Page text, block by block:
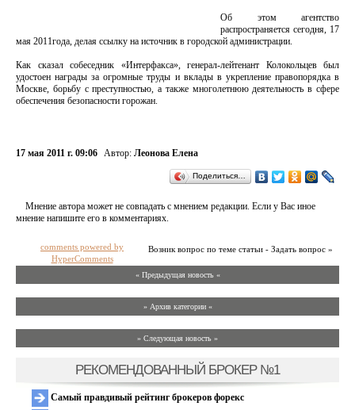
Об этом агентство
распространяется сегодня, 17
мая 2011года, делая ссылку на источник в городской администрации.
Как сказал собеседник «Интерфакса», генерал-лейтенант Колокольцев был
удостоен награды за огромные труды и вклады в укрепление правопорядка в
Москве, борьбу с преступностью, а также многолетнюю деятельность в сфере
обеспечения безопасности горожан.
17 мая 2011 г. 09:06 Автор: Леонова Елена
Поделиться…
Мнение автора может не совпадать с мнением редакции. Если у Вас иное
мнение напишите его в комментариях.
Возник вопрос по теме статьи - Задать вопрос »
comments powered by
HyperComments
« Предыдущая новость «
» Архив категории «
» Следующая новость »
РЕКОМЕНДОВАННЫЙ БРОКЕР №1
Самый правдивый рейтинг брокеров форекс